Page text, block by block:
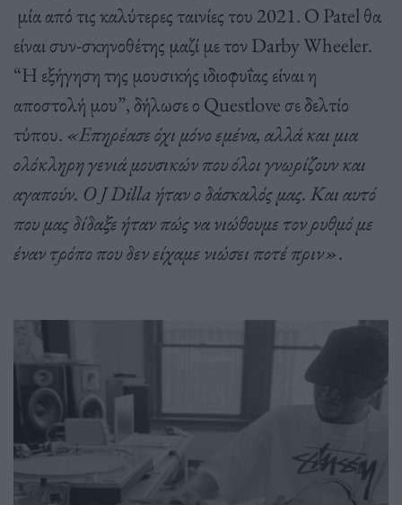
μία από τις καλύτερες ταινίες του 2021. Ο Patel θα
είναι συν-σκηνοθέτης μαζί με τον Darby Wheeler.
“Η εξήγηση της μουσικής ιδιοφυΐας είναι η
αποστολή μου”, δήλωσε ο Questlove σε δελτίο
τύπου. «Επηρέασε όχι μόνο εμένα, αλλά και μια
ολόκληρη γενιά μουσικών που όλοι γνωρίζουν και
αγαπούν. Ο J Dilla ήταν ο δάσκαλός μας. Και αυτό
που μας δίδαξε ήταν πώς να νιώθουμε τον ρυθμό με
έναν τρόπο που δεν είχαμε νιώσει ποτέ πριν».